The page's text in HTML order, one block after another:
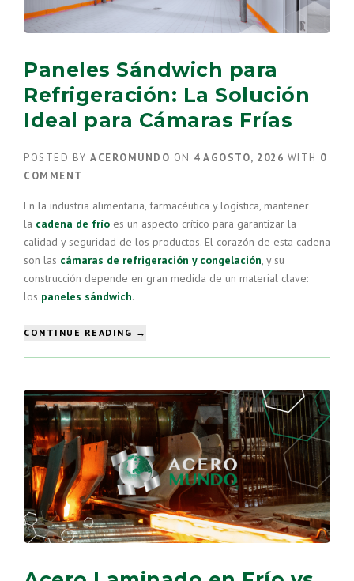
Paneles Sándwich para
Refrigeración: La Solución
Ideal para Cámaras Frías
POSTED BY ACEROMUNDO ON 4 AGOSTO, 2026 WITH 0
COMMENT
En la industria alimentaria, farmacéutica y logística, mantener
la cadena de frío es un aspecto crítico para garantizar la
calidad y seguridad de los productos. El corazón de esta cadena
son las cámaras de refrigeración y congelación, y su
construcción depende en gran medida de un material clave:
los paneles sándwich.
CONTINUE READING “PANELES
LA
SOLUCIÓN
IDEAL
PARA
CÁMARAS
FRÍAS”
→